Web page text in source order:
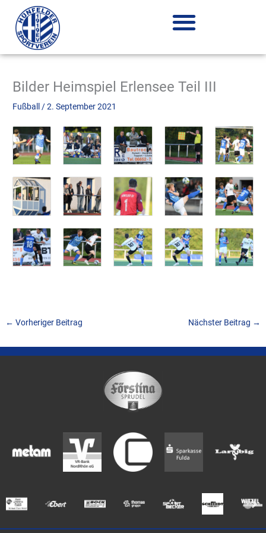
Inhalt
springen
Bilder Heimspiel Erlensee Teil III
Fußball /2. September 2021
← Vorheriger Beitrag Nächster Beitrag →